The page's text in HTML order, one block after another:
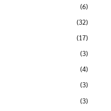
(6)
(32)
(17)
(3)
(4)
(3)
(3)